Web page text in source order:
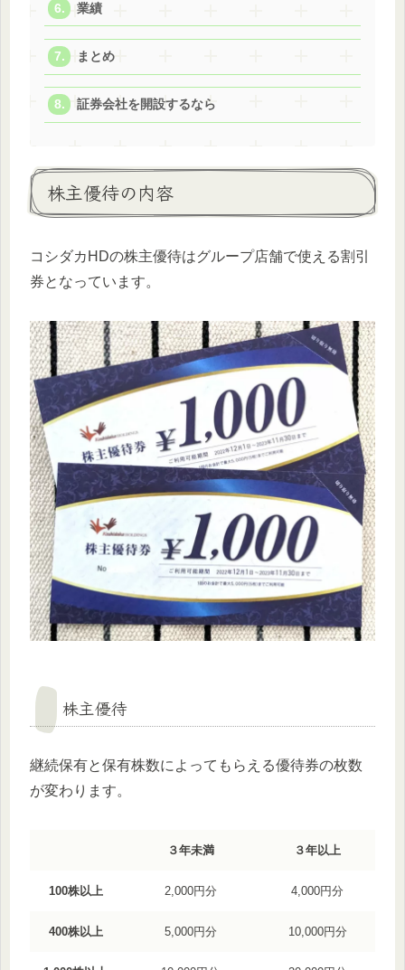
業績
まとめ
証券会社を開設するなら
株主優待の内容
コシダカHDの株主優待はグループ店舗で使える割引
券となっています。
株主優待
継続保有と保有株数によってもらえる優待券の枚数
が変わります。
３年未満 ３年以上
100株以上 2,000円分 4,000円分
400株以上 5,000円分 10,000円分